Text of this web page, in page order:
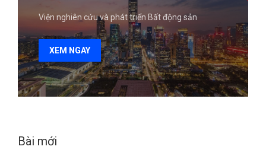
Viện nghiên cứu và phát triển Bất động sản
XEM NGAY
Bài mới